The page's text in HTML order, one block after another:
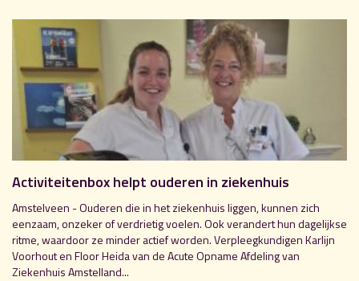
Activiteitenbox helpt ouderen in ziekenhuis
Amstelveen - Ouderen die in het ziekenhuis liggen, kunnen zich
eenzaam, onzeker of verdrietig voelen. Ook verandert hun dagelijkse
ritme, waardoor ze minder actief worden. Verpleegkundigen Karlijn
Voorhout en Floor Heida van de Acute Opname Afdeling van
Ziekenhuis Amstelland...